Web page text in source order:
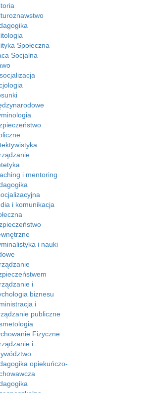
Społeczna
Socjalna
i mentoring
i komunikacja
i nauki
i
biznesu
i
publiczne
Fizyczne
i
opiekuńczo-